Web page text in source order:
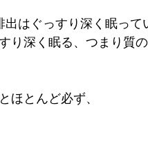
はぐっすり深く眠って
り深く眠る、つまり質
ほとんど必ず、